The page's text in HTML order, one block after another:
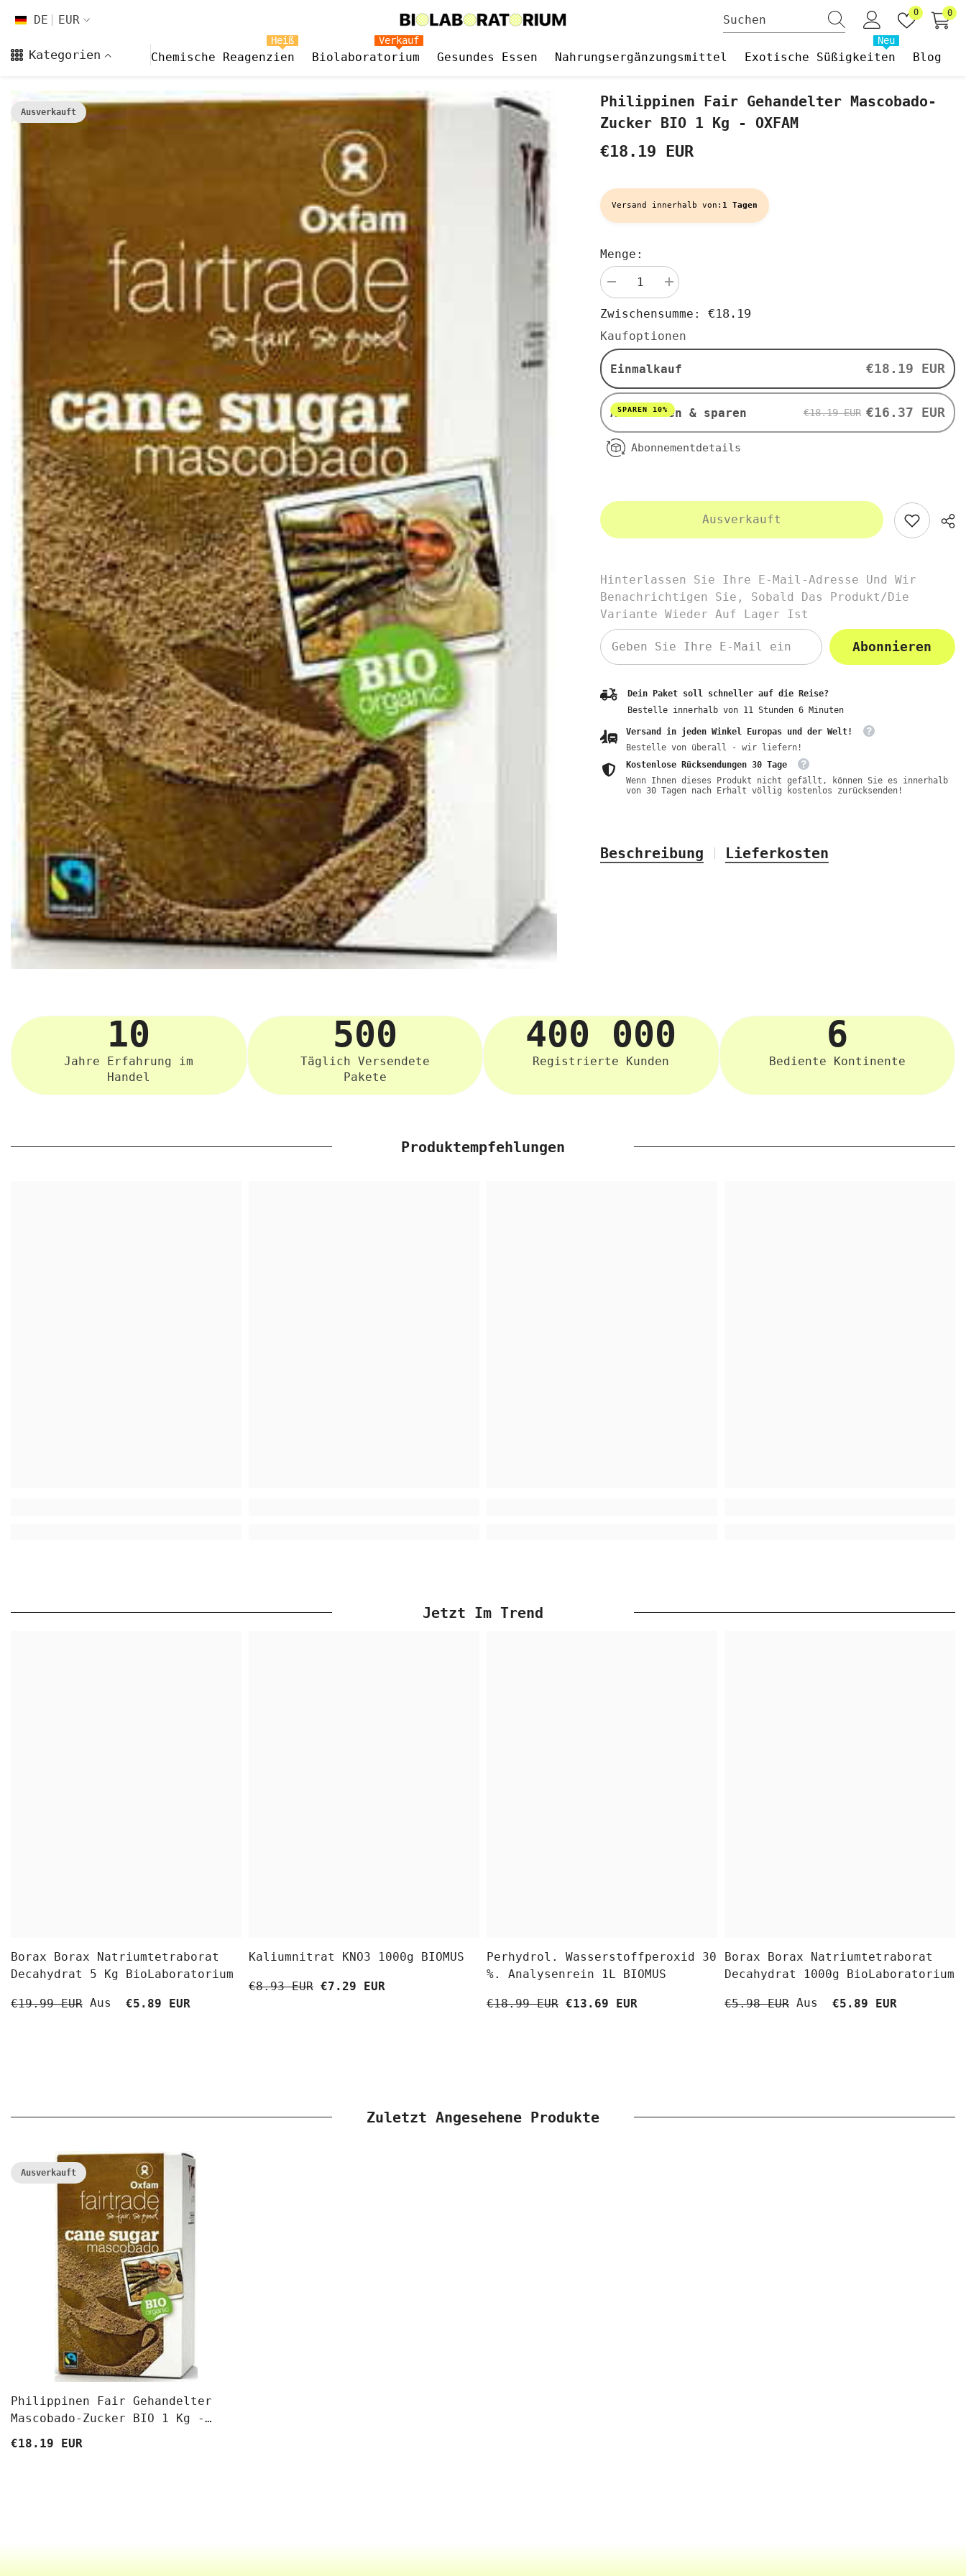
DE
FR
SV
SQ
AR
KK
RO
SK
HU
IT
KA
ZH-
CN
EUR
0 0
0
Kategorien Chemische Reagenzien
Heiß
Biolaboratorium
Verkauf
Gesundes Essen Nahrungsergänzungsmittel Exotische Süßigkeiten
Neu
Blog
Ausverkauft
Philippinen Fair Gehandelter Mascobado-
Zucker BIO 1 Kg - OXFAM
€18.19 EUR
Versand innerhalb von: 1 Tagen
Menge:
verringern
für
Philippinen
gehandelter
Mascobado-
Zucker
BIO
1
kg
-
OXFAM
Menge
erhöhen
Philippinen
gehandelter
Mascobado-
Zucker
BIO
kg
-
OXFAM
Zwischensumme: €18.19
Kaufoptionen
Einmalkauf €18.19 EUR
Abonnieren & sparen
SPAREN 10% €18.19 EUR €16.37 EUR
Abonnementdetails
Ausverkauft
Hinterlassen Sie Ihre E-Mail-Adresse Und Wir
Benachrichtigen Sie, Sobald Das Produkt/die
Variante Wieder Auf Lager Ist
Abonnieren
Dein Paket soll schneller auf die Reise?
Bestelle innerhalb von 11Stunden 6Minuten
Versand in jeden Winkel Europas und der Welt!
Bestelle von überall - wir liefern!
Kostenlose Rücksendungen 30 Tage
Wenn Ihnen dieses Produkt nicht gefällt, können Sie es innerhalb
von 30 Tagen nach Erhalt völlig kostenlos zurücksenden!
Beschreibung Lieferkosten
10
Jahre Erfahrung im
Handel
500
Täglich Versendete
Pakete
400 000
Registrierte Kunden
6
Bediente Kontinente
Produktempfehlungen
Jetzt Im Trend
Borax Borax Natriumtetraborat
Decahydrat 5 Kg BioLaboratorium
€19.99 EUR Aus €5.89 EUR
Kaliumnitrat KNO3 1000g BIOMUS
€8.93 EUR €7.29 EUR
Perhydrol. Wasserstoffperoxid 30
%. Analysenrein 1L BIOMUS
€18.99 EUR €13.69 EUR
Borax Borax Natriumtetraborat
Decahydrat 1000g BioLaboratorium
€5.98 EUR Aus €5.89 EUR
Zuletzt Angesehene Produkte
Ausverkauft
Philippinen Fair Gehandelter
Mascobado-Zucker BIO 1 Kg -
OXFAM
€18.19 EUR